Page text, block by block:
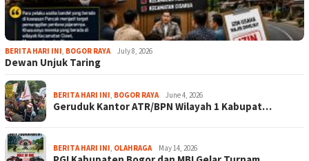
BERITA HARI INI, BOGOR RAYA July 8, 2026
Dewan Unjuk Taring
BERITA HARI INI, BOGOR RAYA June 4, 2026
Geruduk Kantor ATR/BPN Wilayah 1 Kabupat…
BERITA HARI INI, OLAHRAGA May 14, 2026